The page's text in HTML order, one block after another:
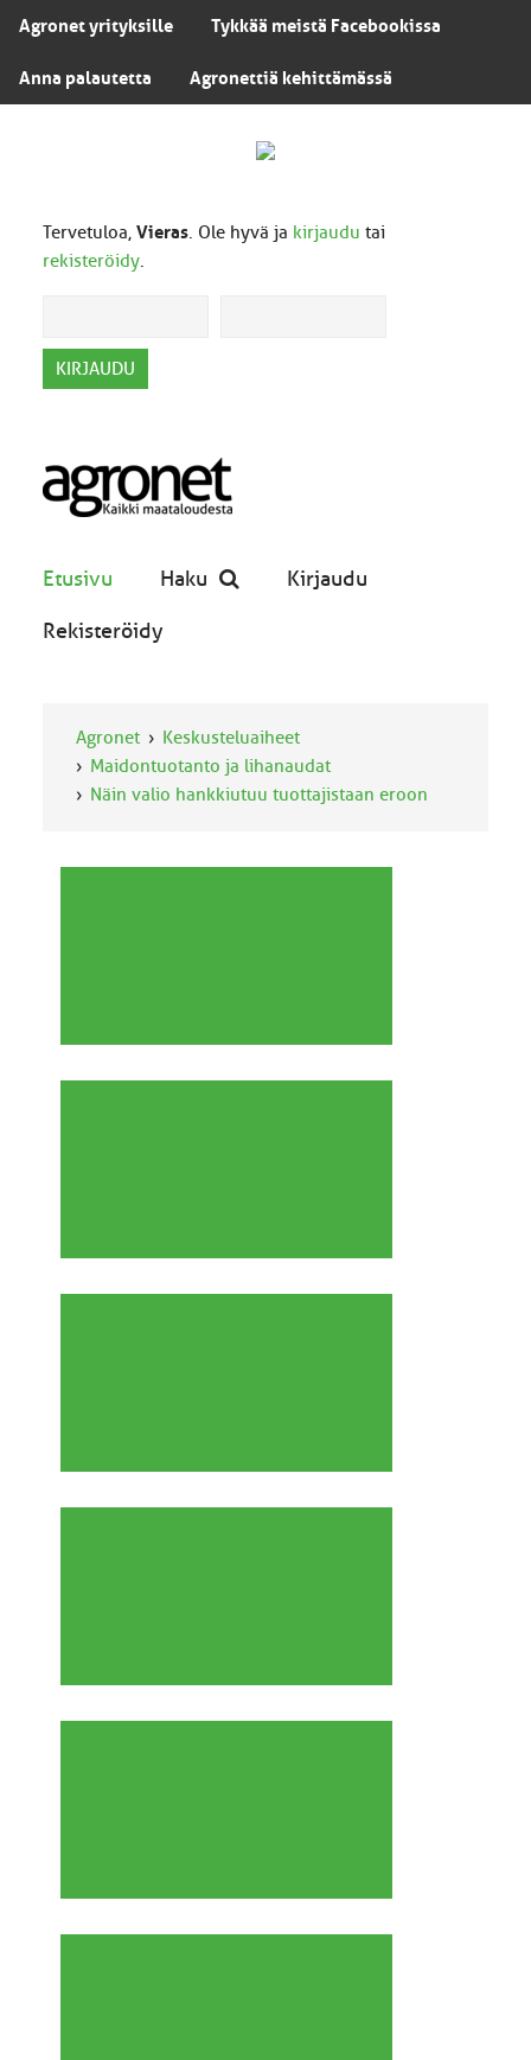
Agronet yrityksille Tykkää meistä Facebookissa
Anna palautetta Agronettiä kehittämässä
Tervetuloa, Vieras. Ole hyvä ja kirjaudu tai
rekisteröidy.
Etusivu Haku Kirjaudu
Rekisteröidy
Agronet
Keskusteluaiheet
Maidontuotanto ja lihanaudat
Näin valio hankkiutuu tuottajistaan eroon